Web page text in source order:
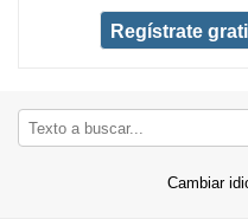
Regístrate
Cambiar